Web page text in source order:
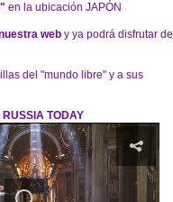
en la ubicación JAPÓN
web y ya podrá disfrutar de
del "mundo libre" y a sus
TODAY